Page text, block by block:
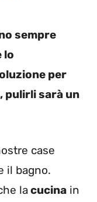
sempre
lo
per
pulirli sarà un
case
il bagno.
lacucina in